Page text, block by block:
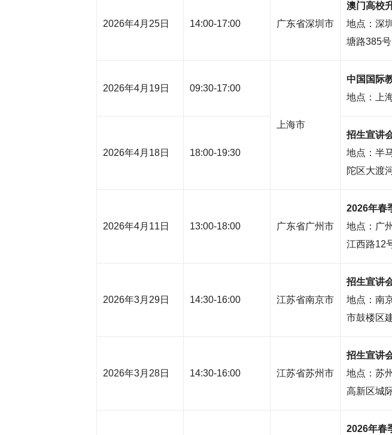
2026年4月25日 14:00-17:00 广东省深圳市
澳门高校
地点：深
塘路385号
2026年4月19日 09:30-17:00
上海市
中国国际
地点：
上
2026年4月18日 18:00-19:30
招生宣
地点：半
陀区大渡
2026年4月11日 13:00-18:00 广东省广州市
2026年春
地点：广
江西路12
2026年3月29日 14:30-16:00 江苏省南京市
招生宣
地点：南
市鼓楼区
2026年3月28日 14:30-16:00 江苏省苏州市
招生宣
地点：苏
高新区城
2026年春